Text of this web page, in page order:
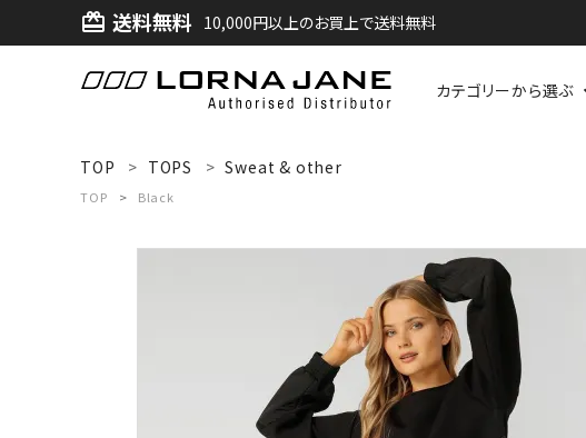
card_giftcard 送料無料 10,000円以上のお買上で送料無料
カテゴリーから選ぶ
ACCOUNT MENU
ようこそ ゲスト 様
新規会員登録
TOP TOPS Sweat & other
TOP Black